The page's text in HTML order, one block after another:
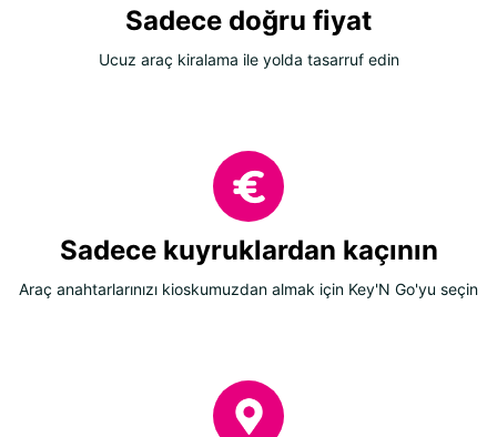
Sadece doğru fiyat
Ucuz araç kiralama ile yolda tasarruf edin
Sadece kuyruklardan kaçının
Araç anahtarlarınızı kioskumuzdan almak için Key'N Go'yu seçin